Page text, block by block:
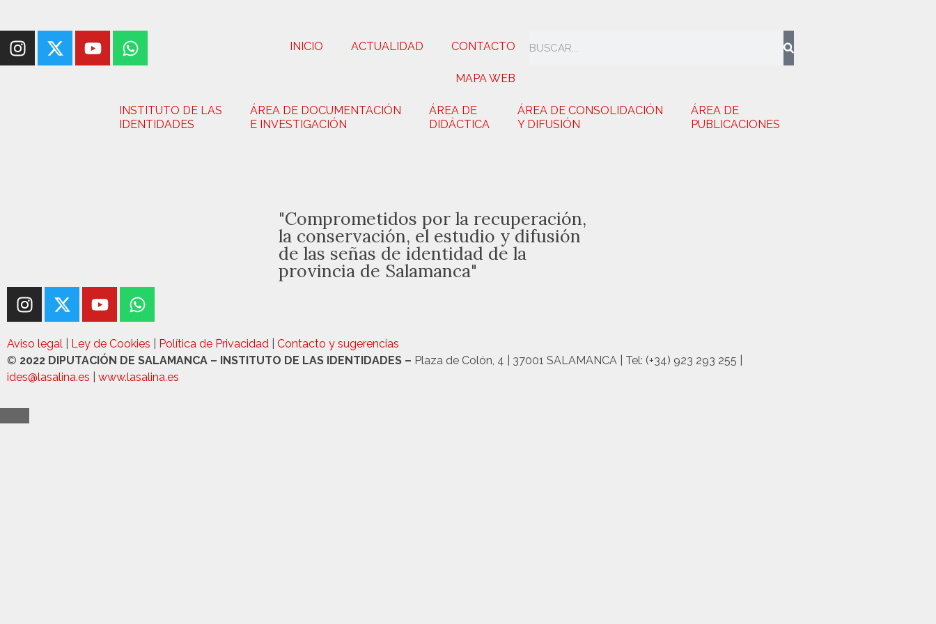
INICIO ACTUALIDAD CONTACTO
MAPA WEB
INSTITUTO DE LAS
IDENTIDADES
ÁREA DE DOCUMENTACIÓN
E INVESTIGACIÓN
ÁREA DE
DIDÁCTICA
ÁREA DE CONSOLIDACIÓN
Y DIFUSIÓN
ÁREA DE
PUBLICACIONES
"Comprometidos por la recuperación,
la conservación, el estudio y difusión
de las señas de identidad de la
provincia de Salamanca"
Aviso legal Ley de Cookies Política de Privacidad
Contacto y sugerencias
© 2022 DIPUTACIÓN DE SALAMANCA – INSTITUTO DE LAS IDENTIDADES – Plaza de Colón, 4 | 37001 SALAMANCA | Tel: (+34) 923 293 255 |
ides@lasalina.es
www.lasalina.es